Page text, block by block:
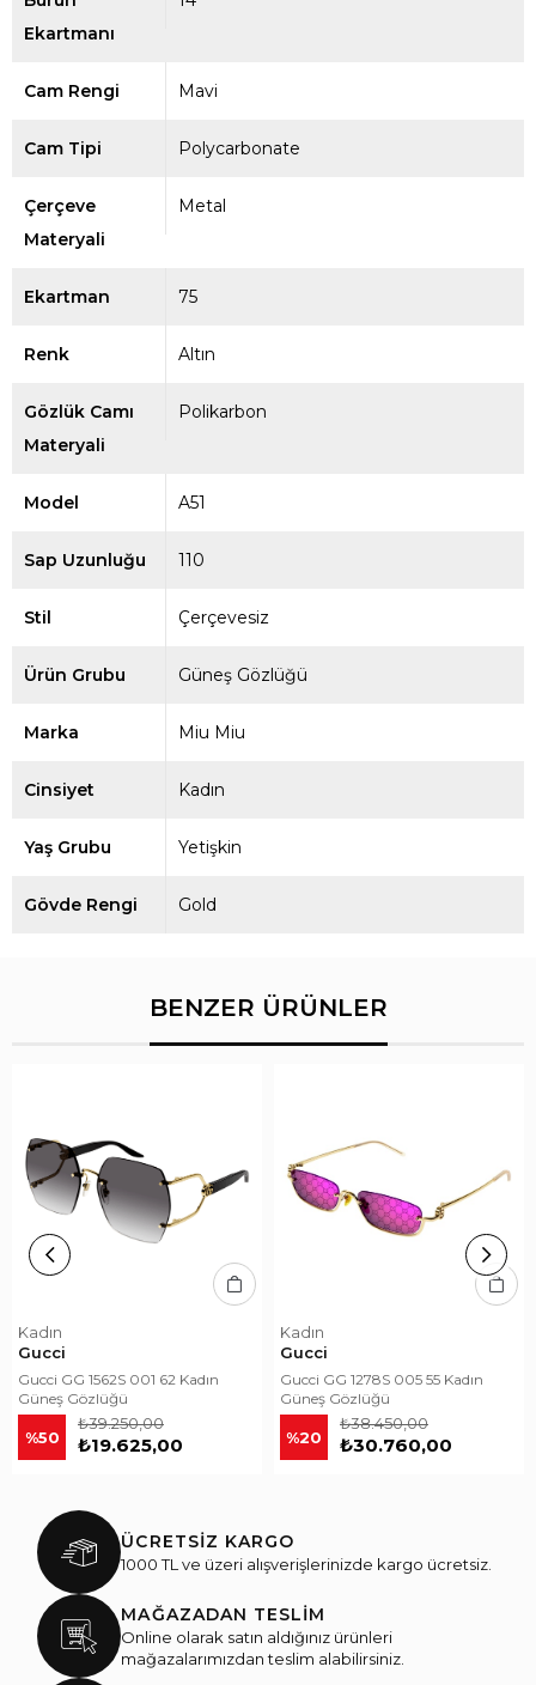
Ekartmanı
Cam Rengi Mavi
Cam Tipi Polycarbonate
Çerçeve
Materyali
Metal
Ekartman 75
Renk Altın
Gözlük Camı
Materyali
Polikarbon
Model A51
Sap Uzunluğu 110
Stil Çerçevesiz
Ürün Grubu Güneş Gözlüğü
Marka Miu Miu
Cinsiyet Kadın
Yaş Grubu Yetişkin
Gövde Rengi Gold
BENZER ÜRÜNLER
Kadın
Gucci
Gucci GG 1562S 001 62 Kadın
Güneş Gözlüğü
%50 ₺19.625,00
₺39.250,00
Kadın
Gucci
Gucci GG 1278S 005 55 Kadın
Güneş Gözlüğü
%20 ₺30.760,00
₺38.450,00
ÜCRETSİZ KARGO
1000 TL ve üzeri alışverişlerinizde kargo ücretsiz.
MAĞAZADAN TESLİM
Online olarak satın aldığınız ürünleri
mağazalarımızdan teslim alabilirsiniz.